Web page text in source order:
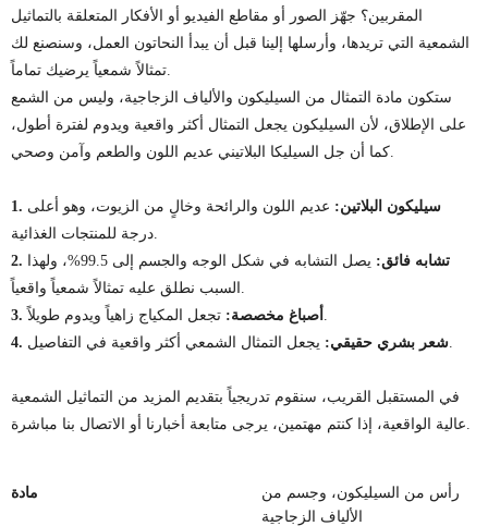
المقربين؟ جهّز الصور أو مقاطع الفيديو أو الأفكار المتعلقة بالتماثيل
الشمعية التي تريدها، وأرسلها إلينا قبل أن يبدأ النحاتون العمل، وسنصنع لك
تمثالاً شمعياً يرضيك تماماً.
ستكون مادة التمثال من السيليكون والألياف الزجاجية، وليس من الشمع
على الإطلاق، لأن السيليكون يجعل التمثال أكثر واقعية ويدوم لفترة أطول،
كما أن جل السيليكا البلاتيني عديم اللون والطعم وآمن وصحي.
1. سيليكون البلاتين: عديم اللون والرائحة وخالٍ من الزيوت، وهو أعلى
درجة للمنتجات الغذائية.
2. تشابه فائق:
يصل التشابه في شكل الوجه والجسم إلى 99.5%، ولهذا
السبب نطلق عليه تمثالاً شمعياً واقعياً.
3. أصباغ مخصصة: تجعل المكياج زاهياً ويدوم طويلاً.
4. شعر بشري حقيقي:يجعل التمثال الشمعي أكثر واقعية في التفاصيل.
في المستقبل القريب، سنقوم تدريجياً بتقديم المزيد من التماثيل الشمعية
عالية الواقعية، إذا كنتم مهتمين، يرجى متابعة أخبارنا أو الاتصال بنا مباشرة.
مادة
رأس من السيليكون، وجسم من
الألياف الزجاجية